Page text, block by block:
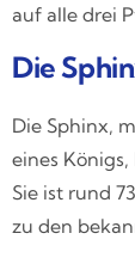
auf alle drei
Die
Die Sphinx,
eines
Sie ist rund
zu den